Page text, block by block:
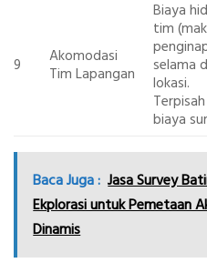
9
Akomodasi
Tim Lapangan
Biaya
tim
selama
lokasi.
biaya
Baca Juga : Jasa Survey
Ekplorasi untuk Pemetaan
Dinamis